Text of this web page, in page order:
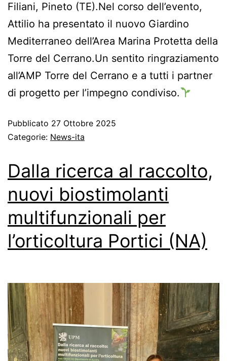
Filiani, Pineto (TE).Nel corso dell’evento,
Attilio ha presentato il nuovo Giardino
Mediterraneo dell’Area Marina Protetta della
Torre del Cerrano.Un sentito ringraziamento
all’AMP Torre del Cerrano e a tutti i partner
di progetto per l’impegno condiviso.
Pubblicato 27 Ottobre 2025
Categorie: News-ita
Dalla ricerca al raccolto,
nuovi biostimolanti
multifunzionali per
l’orticoltura Portici (NA)